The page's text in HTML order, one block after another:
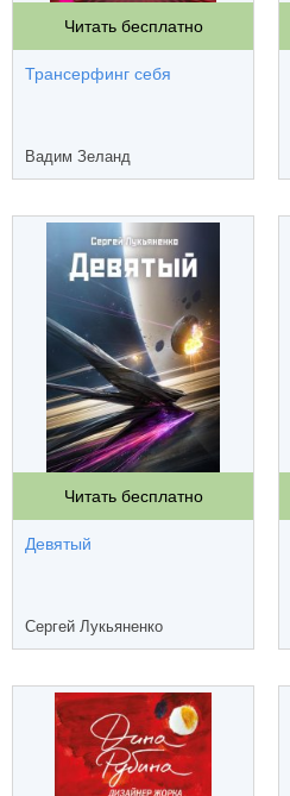
Читать бесплатно
Трансерфинг себя
Вадим Зеланд
Читать бесплатно
Девятый
Сергей Лукьяненко